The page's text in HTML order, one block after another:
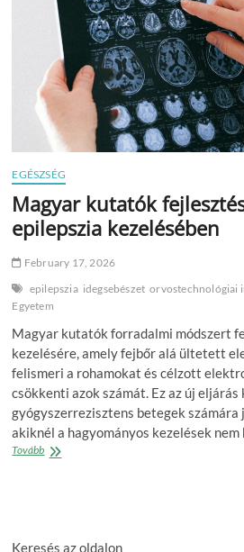
EGÉSZSÉG
Magyar kutatók
epilepszia kezelésében
February 17, 2026
epilepszia idegsebészet orvostechnológiai
Egyetem
Magyar kutatók forradalmi módszert
kezelésére, amely fejbőr alá ültetett
felismeri a rohamokat és célzott
csökkenti azok számát. Ez az új eljárás
gyógyszerrezisztens betegek
akiknél a hagyományos kezelések
TovábbMagyar
kezelésében
Keresés az oldalon